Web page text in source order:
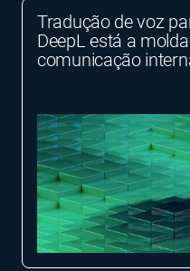
Tradução de voz
DeepL está a
comunicação